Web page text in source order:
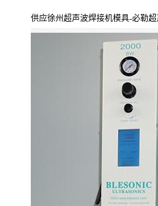
供应徐州超声波焊接机模具-必勒